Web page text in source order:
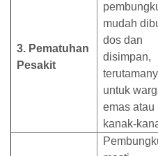
3. Pematuhan
Pesakit
mudah
dos dan
disimpan,
untuk
emas atau
kanak-